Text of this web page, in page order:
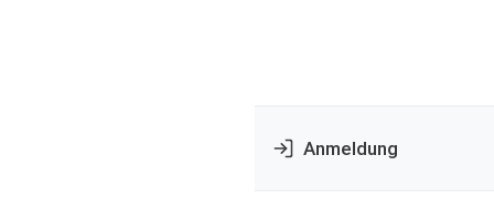
Anmeldung